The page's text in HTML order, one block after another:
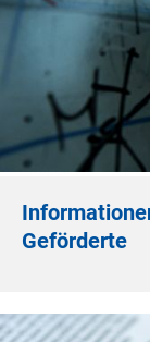
Geförderte